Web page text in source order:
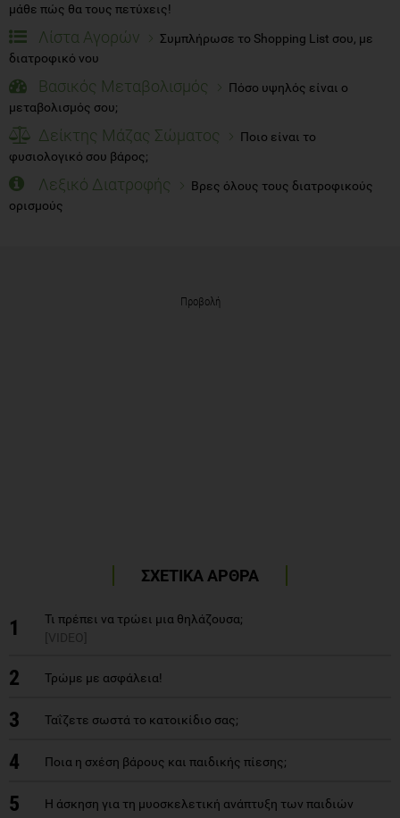
μάθε πώς θα τους πετύχεις!
Λίστα Αγορών
Συμπλήρωσε το Shopping List σου, με
διατροφικό νου
Βασικός Μεταβολισμός
Πόσο υψηλός είναι ο
μεταβολισμός σου;
Δείκτης Μάζας Σώματος
Ποιο είναι το
φυσιολογικό σου βάρος;
Λεξικό Διατροφής
Βρες όλους τους διατροφικούς
ορισμούς
Προβολή
ΣΧΕΤΙΚΑ ΑΡΘΡΑ
1
Τι πρέπει να τρώει μια θηλάζουσα;
[VIDEO]
2 Τρώμε με ασφάλεια!
3 Ταΐζετε σωστά το κατοικίδιο σας;
4 Ποια η σχέση βάρους και παιδικής πίεσης;
5 Η άσκηση για τη μυοσκελετική ανάπτυξη των παιδιών